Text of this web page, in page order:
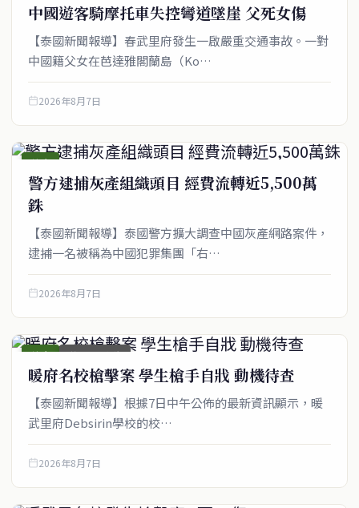
中國遊客騎摩托車失控彎道墜崖 父死女傷
【泰國新聞報導】春武里府發生一啟嚴重交通事故。一對
中國籍父女在芭達雅閣蘭島（Ko…
2026年8月7日
綜合
警方逮捕灰產組織頭目 經費流轉近5,500萬
銖
【泰國新聞報導】泰國警方擴大調查中國灰產網路案件，
逮捕一名被稱為中國犯罪集團「右…
2026年8月7日
綜合 首頁_圖文稿
暖府名校槍擊案 學生槍手自戕 動機待查
【泰國新聞報導】根據7日中午公佈的最新資訊顯示，暖
武里府Debsirin學校的校…
2026年8月7日